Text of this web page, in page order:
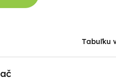
Tabuľku